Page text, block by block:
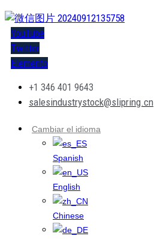
YouTube
Twitter
Elemento
+1 346 401 9643
salesindustrystock@slipring.cn
Cambiar el idioma
Spanish
English
Chinese